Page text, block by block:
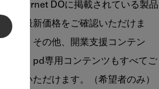
Internet DOに掲載されている製品
の最新価格をご確認いただけま
す。その他、開業支援コンテン
ツ、pd専用コンテンツもすべてご
覧いただけます。（希望者のみ）